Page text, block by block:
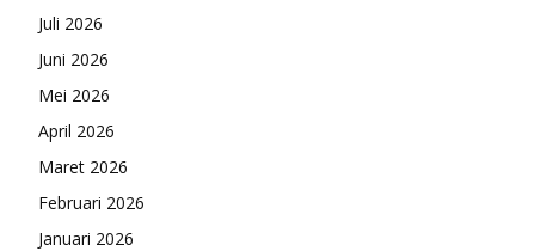
Juli 2026
Juni 2026
Mei 2026
April 2026
Maret 2026
Februari 2026
Januari 2026